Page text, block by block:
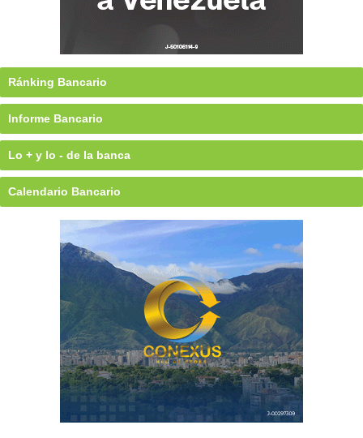
Ránking Bancario
Informe Bancario
Lo + y lo - de la banca
Calendario Bancario